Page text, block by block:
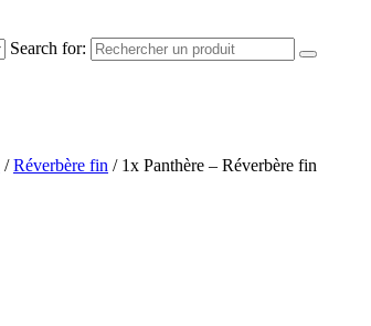
Search for:
/Réverbère fin / 1x Panthère – Réverbère fin